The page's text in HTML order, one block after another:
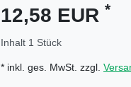
12,58 EUR *
Inhalt 1 Stück
* inkl. ges. MwSt. zzgl.